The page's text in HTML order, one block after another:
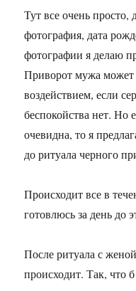
Тут все очень просто,
фотография, дата
фотографии я делаю
Приворот мужа
воздействием, если
беспокойства нет. Но
очевидна, то я
до ритуала черного
Происходит все в
готовлюсь за день до
После ритуала с
происходит. Так, что